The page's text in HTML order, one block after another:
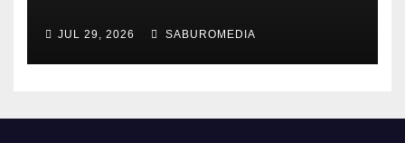
JUL 29, 2026 SABUROMEDIA